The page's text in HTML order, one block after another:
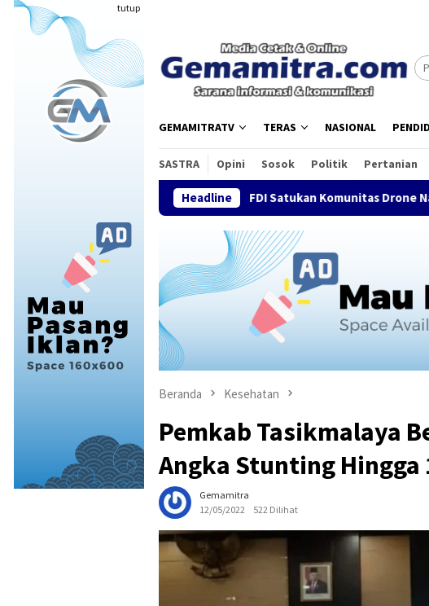
Loncat
tutup
GEMAMITRATV TERAS NASIONAL
SASTRA Opini Sosok Politik Pertanian
Headline
FDI Satukan Komunitas Drone Nasional, Kopdar
Beranda Kesehatan
Pemkab Tasikmalaya
Angka Stunting Hingga
Gemamitra
12/05/2022
522 Dilihat